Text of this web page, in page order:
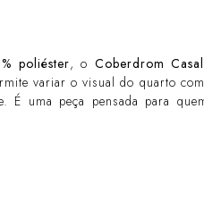
poliéster, o Coberdrom
variar o visual do quarto
É uma peça pensada para